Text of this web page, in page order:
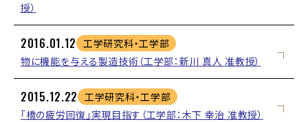
授）
2016.01.12 工学研究科・工学部
物に機能を与える製造技術（工学部：新川 真人 准教授）
2015.12.22 工学研究科・工学部
「橋の疲労回復」実現目指す（工学部：木下 幸治 准教授）